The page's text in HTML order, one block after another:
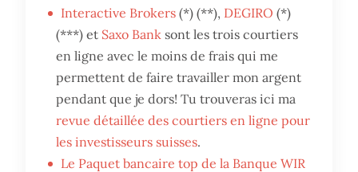
Interactive Brokers (*) (**), DEGIRO (*)
(***) et Saxo Bank sont les trois courtiers
en ligne avec le moins de frais qui me
permettent de faire travailler mon argent
pendant que je dors! Tu trouveras ici ma
revue détaillée des courtiers en ligne pour
les investisseurs suisses.
Le Paquet bancaire top de la Banque WIR